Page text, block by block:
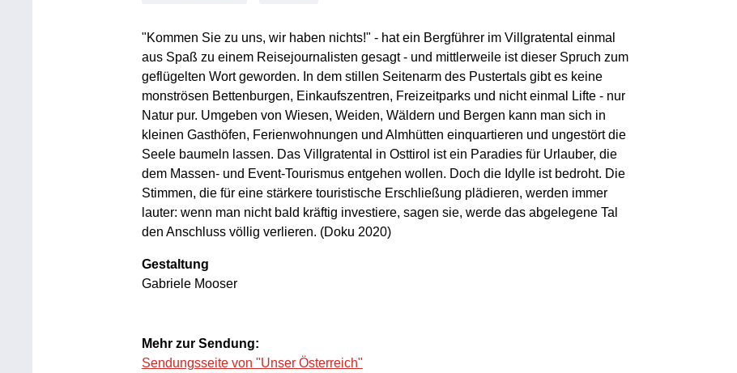
"Kommen Sie zu uns, wir haben nichts!" - hat ein Bergführer im Villgratental einmal
aus Spaß zu einem Reisejournalisten gesagt - und mittlerweile ist dieser Spruch zum
geflügelten Wort geworden. In dem stillen Seitenarm des Pustertals gibt es keine
monströsen Bettenburgen, Einkaufszentren, Freizeitparks und nicht einmal Lifte - nur
Natur pur. Umgeben von Wiesen, Weiden, Wäldern und Bergen kann man sich in
kleinen Gasthöfen, Ferienwohnungen und Almhütten einquartieren und ungestört die
Seele baumeln lassen. Das Villgratental in Osttirol ist ein Paradies für Urlauber, die
dem Massen- und Event-Tourismus entgehen wollen. Doch die Idylle ist bedroht. Die
Stimmen, die für eine stärkere touristische Erschließung plädieren, werden immer
lauter: wenn man nicht bald kräftig investiere, sagen sie, werde das abgelegene Tal
den Anschluss völlig verlieren. (Doku 2020)
Gestaltung
Gabriele Mooser
Mehr zur Sendung:
Sendungsseite von "Unser Österreich"